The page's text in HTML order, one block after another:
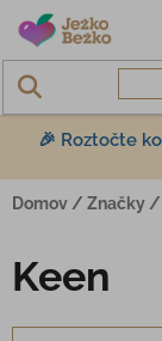
Prejsť na obsah
🎉 Roztočte
Domov / Značky /
Keen